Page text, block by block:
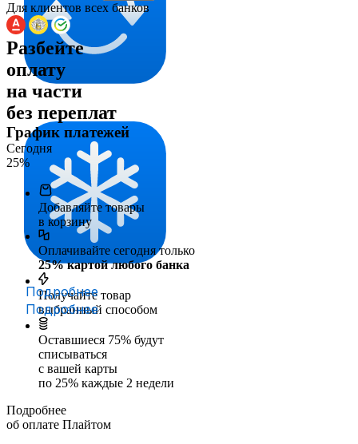
Подробнее
Подробнее
Для клиентов всех банков
Разбейте
оплату
на части
без переплат
График платежей
Сегодня
25%
Добавляйте товары
в корзину
Оплачивайте сегодня только
25% картой любого банка
Получайте товар
выбранный способом
Оставшиеся 75% будут
списываться
с вашей карты
по 25% каждые 2 недели
Подробнее
об оплате Плайтом